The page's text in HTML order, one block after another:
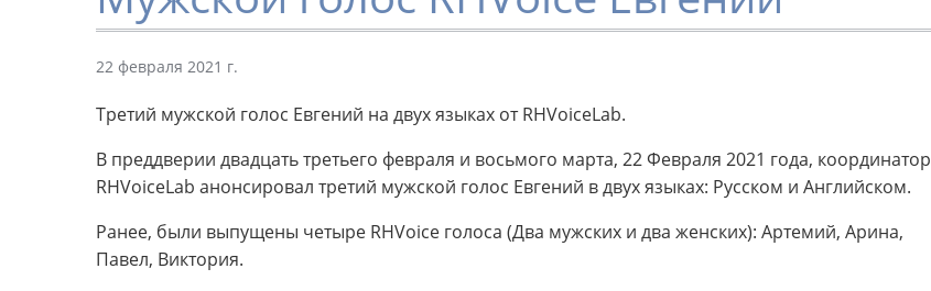
22 февраля 2021 г.
Третий мужской голос Евгений на двух языках от RHVoiceLab.
В преддверии двадцать третьего февраля и восьмого марта, 22 Февраля 2021 года, координатор
RHVoiceLab анонсировал третий мужской голос Евгений в двух языках: Русском и Английском.
Ранее, были выпущены четыре RHVoice голоса (Два мужских и два женских): Артемий, Арина,
Павел, Виктория.